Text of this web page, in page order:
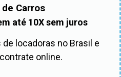
Carros
até 10X sem juros
locadoras no Brasil e
online.